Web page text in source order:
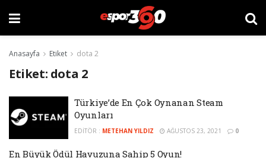
Anasayfa Etiket dota 2
Etiket: dota 2
Türkiye’de En Çok Oynanan Steam
Oyunları
EDITÖR : METEHAN YILDIZ AĞUSTOS 23, 2021 0
En Büyük Ödül Havuzuna Sahip 5 Oyun!